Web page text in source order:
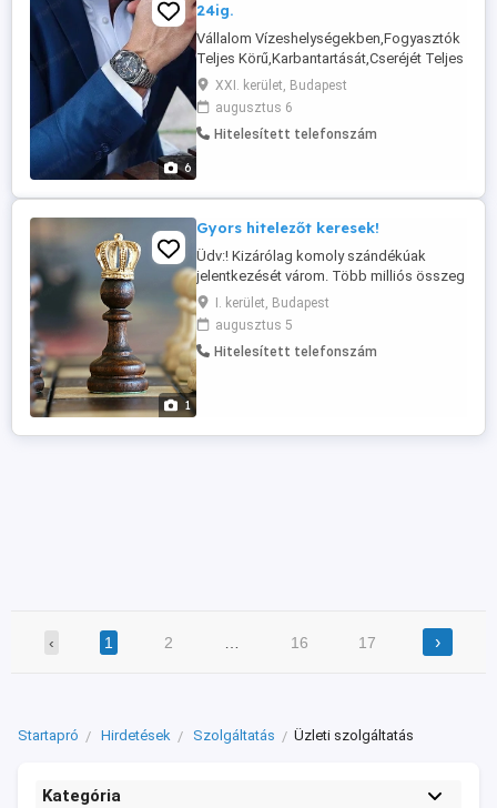
6
24ig.
Vállalom Vízeshelységekben,Fogyasztók
Teljes Körű,Karbantartását,Cseréjét Teljes
Körű Garanciával,Duguás
Elhárítását,Vízcsötörését Azonali
Kiszállásal,Helyreállitásal Együtt,Ami Lehet
Falazás,Burkolás.Felújítását 0-24 ig.
XXI. kerület, Budapest
augusztus 6
Hitelesített telefonszám
1
Gyors hitelezőt keresek!
Üdv:! Kizárólag komoly szándékúak
jelentkezését várom. Több milliós összeg
lehívásához 10%- önerő fel mutatásához
keresek hitelezőt! Amennyibe felkeltettem
érdeklődését kérem írjon a e-mail
címemre!
I. kerület, Budapest
augusztus 5
Hitelesített telefonszám
‹ 1 2 16 17 ›
Startapró Hirdetések Szolgáltatás Üzleti szolgáltatás
Kategória